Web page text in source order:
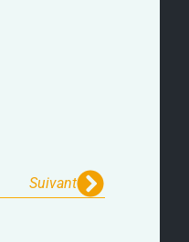
Suivant